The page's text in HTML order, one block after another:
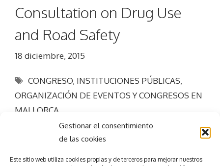
Gestionar el consentimiento
de las cookies
Este sitio web utiliza cookies propias y de terceros para mejorar nuestros
Consultation on Drug Use
and Road Safety
18 diciembre, 2015
Etiquetas
CONGRESO, INSTITUCIONES PÚBLICAS,
ORGANIZACIÓN DE EVENTOS Y CONGRESOS EN
MALLORCA